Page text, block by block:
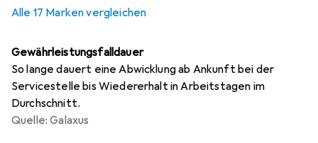
Alle 17 Marken vergleichen
Gewährleistungsfalldauer
So lange dauert eine Abwicklung ab Ankunft bei der
Servicestelle bis Wiedererhalt in Arbeitstagen im
Durchschnitt.
Quelle: Galaxus